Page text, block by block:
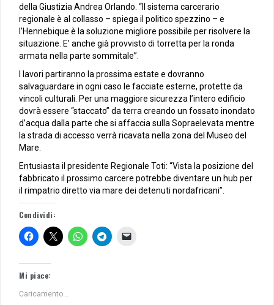
della Giustizia Andrea Orlando. “Il sistema carcerario
regionale è al collasso – spiega il politico spezzino – e
l’Hennebique è la soluzione migliore possibile per risolvere la
situazione. E’ anche già provvisto di torretta per la ronda
armata nella parte sommitale”.
I lavori partiranno la prossima estate e dovranno
salvaguardare in ogni caso le facciate esterne, protette da
vincoli culturali. Per una maggiore sicurezza l’intero edificio
dovrà essere “staccato” da terra creando un fossato inondato
d’acqua dalla parte che si affaccia sulla Sopraelevata mentre
la strada di accesso verrà ricavata nella zona del Museo del
Mare.
Entusiasta il presidente Regionale Toti: “Vista la posizione del
fabbricato il prossimo carcere potrebbe diventare un hub per
il rimpatrio diretto via mare dei detenuti nordafricani”.
Condividi:
Mi piace:
Caricamento...